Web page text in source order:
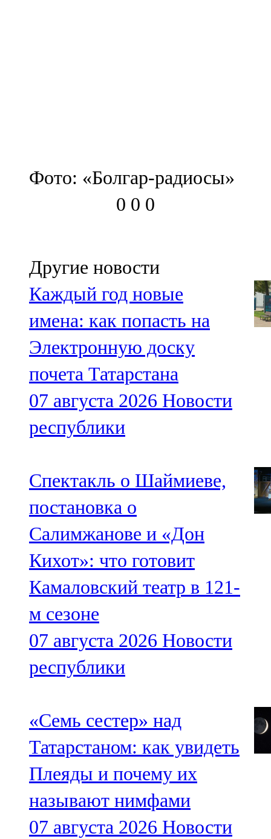
Фото: «Болгар-радиосы»
0 0 0
Другие новости
Каждый год новые
имена: как попасть на
Электронную доску
почета Татарстана
07 августа 2026 Новости
республики
Спектакль о Шаймиеве,
постановка о
Салимжанове и «Дон
Кихот»: что готовит
Камаловский театр в 121-
м сезоне
07 августа 2026 Новости
республики
«Семь сестер» над
Татарстаном: как увидеть
Плеяды и почему их
называют нимфами
07 августа 2026 Новости